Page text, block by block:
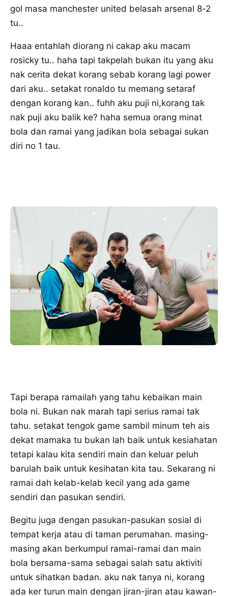
gol masa manchester united belasah arsenal 8-2
tu..
Haaa entahlah diorang ni cakap aku macam
rosicky tu.. haha tapi takpelah bukan itu yang aku
nak cerita dekat korang sebab korang lagi power
dari aku.. setakat ronaldo tu memang setaraf
dengan korang kan.. fuhh aku puji ni,korang tak
nak puji aku balik ke? haha semua orang minat
bola dan ramai yang jadikan bola sebagai sukan
diri no 1 tau.
Tapi berapa ramailah yang tahu kebaikan main
bola ni. Bukan nak marah tapi serius ramai tak
tahu. setakat tengok game sambil minum teh ais
dekat mamaka tu bukan lah baik untuk kesiahatan
tetapi kalau kita sendiri main dan keluar peluh
barulah baik untuk kesihatan kita tau. Sekarang ni
ramai dah kelab-kelab kecil yang ada game
sendiri dan pasukan sendiri.
Begitu juga dengan pasukan-pasukan sosial di
tempat kerja atau di taman perumahan. masing-
masing akan berkumpul ramai-ramai dan main
bola bersama-sama sebagai salah satu aktiviti
untuk sihatkan badan. aku nak tanya ni, korang
ada ker turun main dengan jiran-jiran atau kawan-